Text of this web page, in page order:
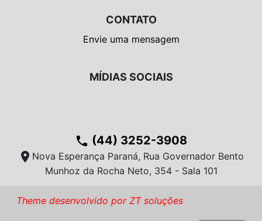
CONTATO
Envie uma mensagem
MÍDIAS SOCIAIS
phone (44) 3252-3908
location_on Nova Esperança Paraná, Rua Governador Bento
Munhoz da Rocha Neto, 354 - Sala 101
Theme desenvolvido por ZT soluções